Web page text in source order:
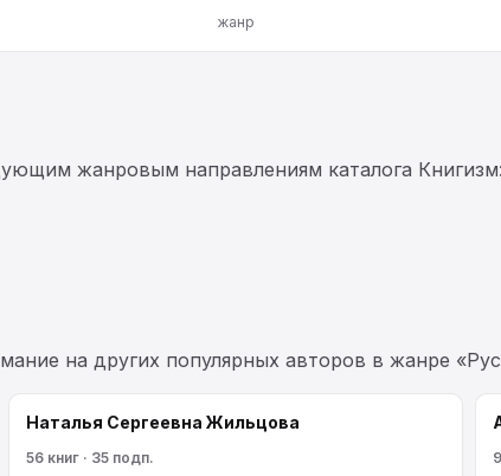
жанр
жанровым направлениям каталога
на других популярных авторов в жанре
Наталья Сергеевна Жильцова
56 книг · 35 подп.